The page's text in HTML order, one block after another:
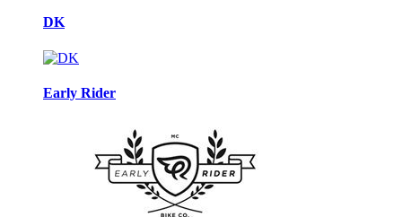
DK
Early Rider